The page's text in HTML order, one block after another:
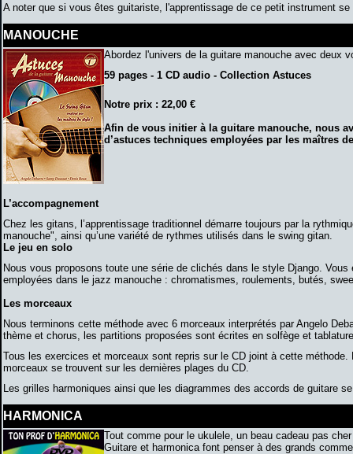
A noter que si vous êtes guitariste, l'apprentissage de ce petit instrument
MANOUCHE
Abordez l'univers de la guitare manouche avec deux
59 pages - 1 CD audio - Collection Astuces
Notre prix : 22,00 €
Afin de vous initier à la guitare manouche, nous
d’astuces techniques employées par les maîtres
L’accompagnement
Chez les gitans, l’apprentissage traditionnel démarre toujours par la
manouche", ainsi qu’une variété de rythmes utilisés dans le swing gitan.
Le jeu en solo
Nous vous proposons toute une série de clichés dans le style Django.
employées dans le jazz manouche : chromatismes, roulements, butés,
Les morceaux
Nous terminons cette méthode avec 6 morceaux interprétés par Angelo
thème et chorus, les partitions proposées sont écrites en solfège et
Tous les exercices et morceaux sont repris sur le CD joint à cette
morceaux se trouvent sur les dernières plages du CD.
Les grilles harmoniques ainsi que les diagrammes des accords de guitare
HARMONICA
Tout comme pour le ukulele, un beau cadeau pas
Guitare et harmonica font penser à des grands